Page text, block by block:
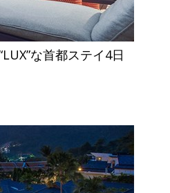
な首都ステイ4日